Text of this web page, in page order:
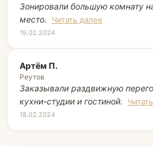
Зонировали большую комнату
место.
Читать далее
19.02.2024
Артём П.
Реутов
Заказывали раздвижную
кухни-студии и гостиной.
18.02.2024